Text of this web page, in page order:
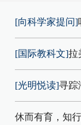
[向科学家提问]
[国际教科文]拉
[光明悦读]寻踪
休而有育，知